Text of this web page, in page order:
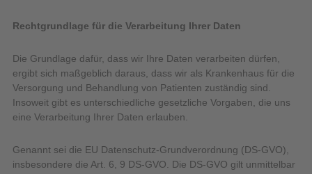
Rechtgrundlage für die Verarbeitung Ihrer Daten
Die Grundlage dafür, dass wir Ihre Daten verarbeiten dürfen,
ergibt sich maßgeblich daraus, dass wir als Krankenhaus für die
Versorgung und Behandlung von Patienten zuständig sind.
Insoweit gibt es unterschiedliche gesetzliche Vorgaben, die uns
eine Verarbeitung Ihrer Daten erlauben.
Genannt sei die EU Datenschutz-Grundverordnung (DS-GVO),
insbesondere die Art. 6, 9 DS-GVO. Die DS-GVO gilt unmittelbar